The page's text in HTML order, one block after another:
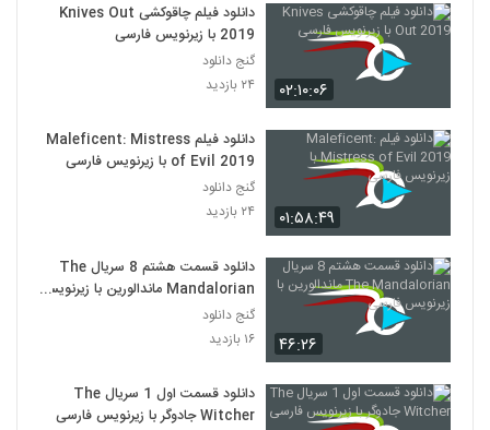
۰۲:۱۰:۰۶
دانلود فیلم چاقوکشی Knives Out
2019 با زیرنویس فارسی
گنج دانلود
۲۴ بازدید
۰۱:۵۸:۴۹
دانلود فیلم Maleficent: Mistress
of Evil 2019 با زیرنویس فارسی
گنج دانلود
۲۴ بازدید
۴۶:۲۶
دانلود قسمت هشتم 8 سریال The
Mandalorian ماندالورین با زیرنویس
فارسی
گنج دانلود
۱۶ بازدید
دانلود قسمت اول 1 سریال The
Witcher جادوگر با زیرنویس فارسی